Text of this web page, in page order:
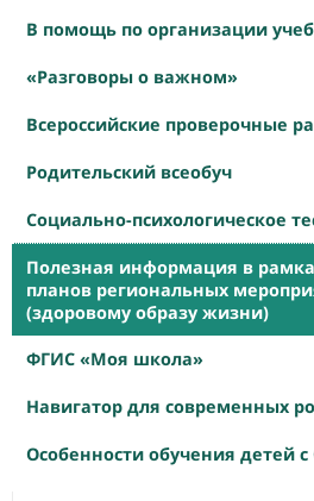
В помощь по организации
«Разговоры о важном»
Всероссийские проверочные
Родительский всеобуч
Социально-психологическое
Полезная информация в
планов региональных
(здоровому образу жизни)
ФГИС «Моя школа»
Навигатор для современных
Особенности обучения детей